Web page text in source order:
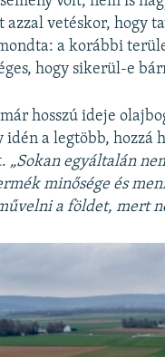
azzal vetéskor, hogy
a korábbi
hogy sikerül-e
hosszú ideje
a legtöbb, hozzá
„Sokan egyáltalán
minősége és
a földet, mert